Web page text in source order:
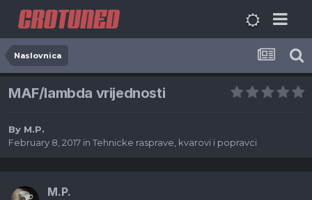
Naslovnica
MAF/lambda vrijednosti
By M.P.
February 8, 2017 in Tehnicke rasprave, kvarovi i popravci
M.P.